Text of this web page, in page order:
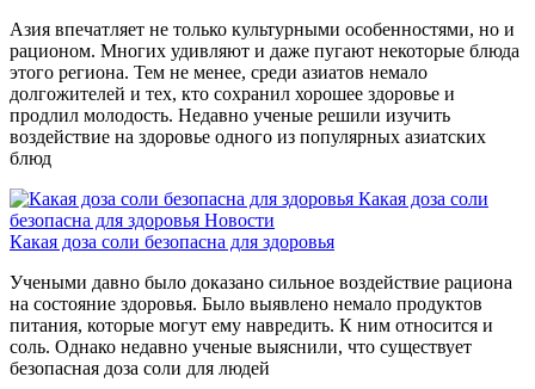
Азия впечатляет не только культурными особенностями, но и
рационом. Многих удивляют и даже пугают некоторые блюда
этого региона. Тем не менее, среди азиатов немало
долгожителей и тех, кто сохранил хорошее здоровье и
продлил молодость. Недавно ученые решили изучить
воздействие на здоровье одного из популярных азиатских
блюд
Какая доза соли
безопасна для здоровья Новости
Какая доза соли безопасна для здоровья
Учеными давно было доказано сильное воздействие рациона
на состояние здоровья. Было выявлено немало продуктов
питания, которые могут ему навредить. К ним относится и
соль. Однако недавно ученые выяснили, что существует
безопасная доза соли для людей